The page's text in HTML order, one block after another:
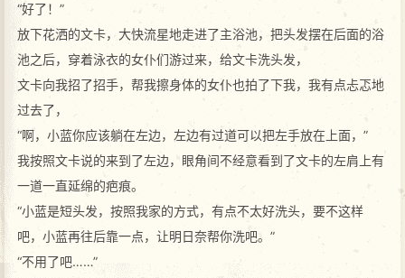
“好了！”
放下花洒的文卡，大快流星地走进了主浴池，把头发摆在后面的浴
池之后，穿着泳衣的女仆们游过来，给文卡洗头发，
文卡向我招了招手，帮我擦身体的女仆也拍了下我，我有点忐忑地
过去了，
“啊，小蓝你应该躺在左边，左边有过道可以把左手放在上面，”
我按照文卡说的来到了左边，眼角间不经意看到了文卡的左肩上有
一道一直延绵的疤痕。
“小蓝是短头发，按照我家的方式，有点不太好洗头，要不这样
吧，小蓝再往后靠一点，让明日奈帮你洗吧。”
“不用了吧……”